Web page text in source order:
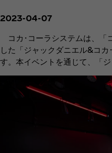
2023-04-07
コカ･コーラシステムは、「
した「ジャックダニエル&コ
す。本イベントを通じて、「